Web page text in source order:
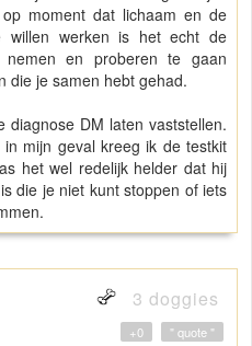
moment dat lichaam en de
willen werken is het echt de
en proberen te gaan
die je samen hebt gehad.
diagnose DM laten vaststellen.
mijn geval kreeg ik de testkit
het wel redelijk helder dat hij
die je niet kunt stoppen of iets
3 doggies
" quote "
+0